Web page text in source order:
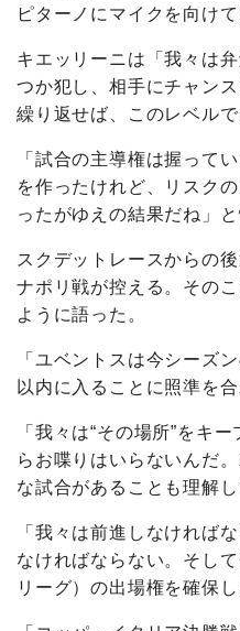
ピターノにマイクを向けて
キエッリーニは「我々は
つか犯し、相手にチャン
繰り返せば、このレベルで
「試合の主導権は握って
を作ったけれど、リスク
ったがゆえの結果だね」
スクデットレースからの
ナポリ戦が控える。その
ように語った。
「ユベントスは今シーズ
以内に入ることに照準を
「我々は“その場所”をキ
らお喋りはいらないんだ
な試合があることも理解し
「我々は前進しなければ
なければならない。そし
リーグ）の出場権を確保